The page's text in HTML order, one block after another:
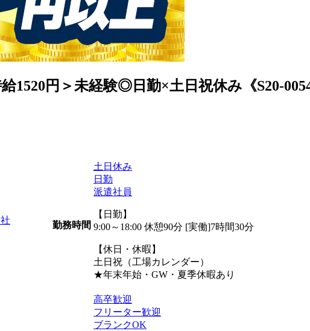
1520円＞未経験◎日勤×土日祝休み《S20-
勤務時間
土日休み
日勤
派遣社員
【日勤】
9:00～18:00 休憩90分 [実働]7時間30分
【休日・休暇】
土日祝（工場カレンダー）
★年末年始・GW・夏季休暇あり
高卒歓迎
フリーター歓迎
ブランクOK